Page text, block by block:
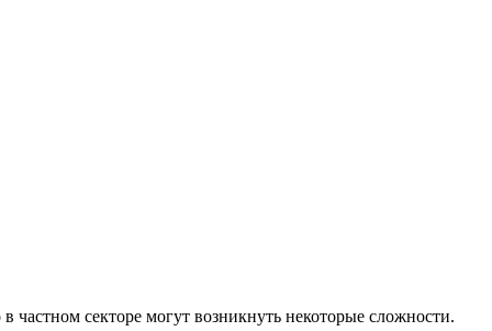
секторе могут возникнуть некоторые сложности.